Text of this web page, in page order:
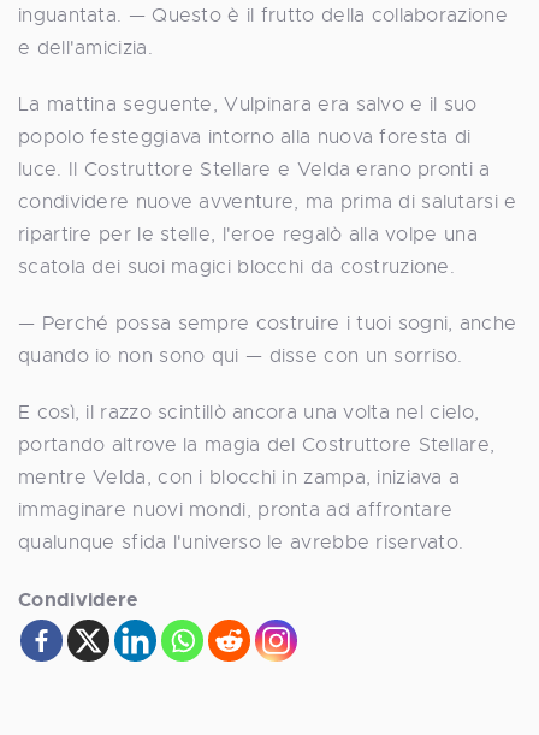
inguantata. — Questo è il frutto della collaborazione
e dell'amicizia.
La mattina seguente, Vulpinara era salvo e il suo
popolo festeggiava intorno alla nuova foresta di
luce. Il Costruttore Stellare e Velda erano pronti a
condividere nuove avventure, ma prima di salutarsi e
ripartire per le stelle, l'eroe regalò alla volpe una
scatola dei suoi magici blocchi da costruzione.
— Perché possa sempre costruire i tuoi sogni, anche
quando io non sono qui — disse con un sorriso.
E così, il razzo scintillò ancora una volta nel cielo,
portando altrove la magia del Costruttore Stellare,
mentre Velda, con i blocchi in zampa, iniziava a
immaginare nuovi mondi, pronta ad affrontare
qualunque sfida l'universo le avrebbe riservato.
Condividere